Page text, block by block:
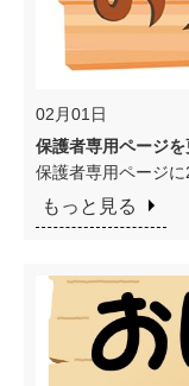
02月01日
保護者専用ページを
保護者専用ページに
もっと見る